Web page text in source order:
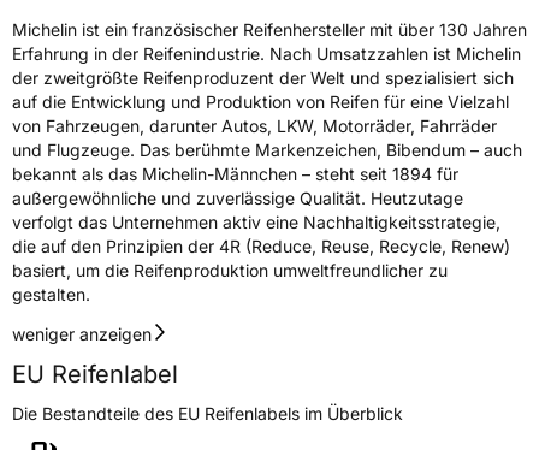
Michelin ist ein französischer Reifenhersteller mit über 130 Jahren
Erfahrung in der Reifenindustrie. Nach Umsatzzahlen ist Michelin
der zweitgrößte Reifenproduzent der Welt und spezialisiert sich
auf die Entwicklung und Produktion von Reifen für eine Vielzahl
von Fahrzeugen, darunter Autos, LKW, Motorräder, Fahrräder
und Flugzeuge. Das berühmte Markenzeichen, Bibendum – auch
bekannt als das Michelin-Männchen – steht seit 1894 für
außergewöhnliche und zuverlässige Qualität. Heutzutage
verfolgt das Unternehmen aktiv eine Nachhaltigkeitsstrategie,
die auf den Prinzipien der 4R (Reduce, Reuse, Recycle, Renew)
basiert, um die Reifenproduktion umweltfreundlicher zu
gestalten.
weniger anzeigen
EU Reifenlabel
Die Bestandteile des EU Reifenlabels im Überblick